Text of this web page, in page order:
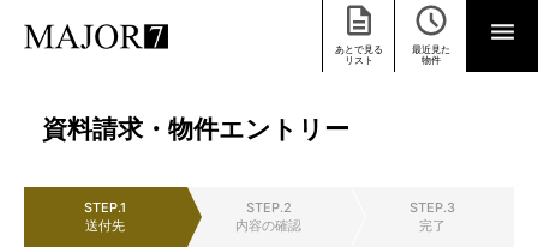
あとで見る
リスト
最近見た
物件
資料請求・物件エントリー
STEP.1
送付先
STEP.2
内容の確認
STEP.3
完了